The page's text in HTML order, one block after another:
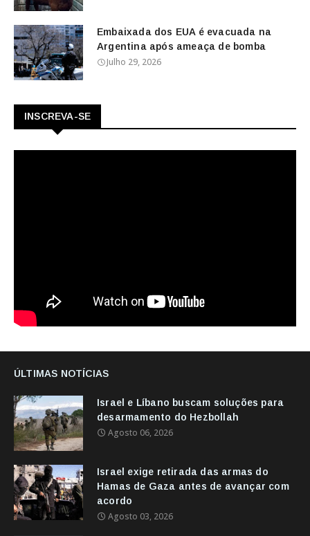
Embaixada dos EUA é evacuada na
Argentina após ameaça de bomba
Julho 29, 2026
INSCREVA-SE
ÚLTIMAS NOTÍCIAS
Israel e Líbano buscam soluções para
desarmamento do Hezbollah
Agosto 06, 2026
Israel exige retirada das armas do
Hamas de Gaza antes de avançar com
acordo
Agosto 03, 2026